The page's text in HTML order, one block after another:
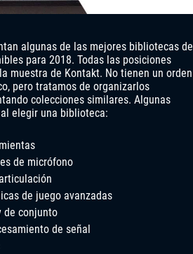
algunas de las mejores bibliotecas de
para 2018. Todas las posiciones
muestra de Kontakt. No tienen un orden
pero tratamos de organizarlos
colecciones similares. Algunas
elegir una biblioteca:
de micrófono
de juego avanzadas
de conjunto
de señal